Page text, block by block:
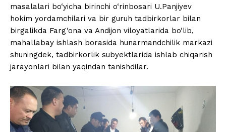
masalalari bo‘yicha birinchi o‘rinbosari U.Panjiyev
hokim yordamchilari va bir guruh tadbirkorlar bilan
birgalikda Farg‘ona va Andijon viloyatlarida bo‘lib,
mahallabay ishlash borasida hunarmandchilik markazi
shuningdek, tadbirkorlik subyektlarida ishlab chiqarish
jarayonlari bilan yaqindan tanishdilar.